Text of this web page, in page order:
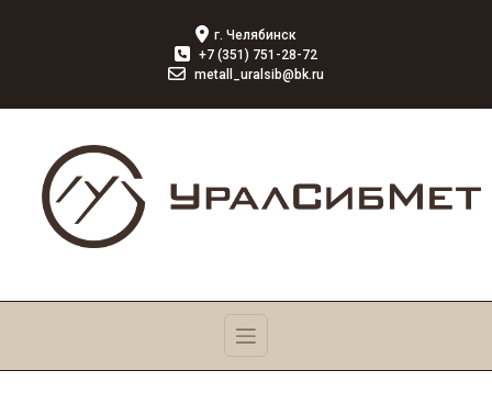
г. Челябинск
+7 (351) 751-28-72
metall_uralsib@bk.ru